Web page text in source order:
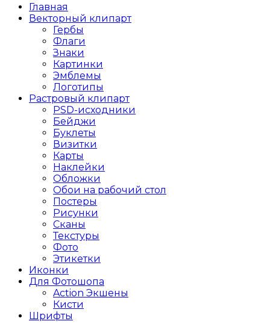
Главная
Векторный клипарт
Гербы
Флаги
Знаки
Картинки
Эмблемы
Логотипы
Растровый клипарт
PSD-исходники
Бейджи
Буклеты
Визитки
Карты
Наклейки
Обложки
Обои на рабочий стол
Постеры
Рисунки
Сканы
Текстуры
Фото
Этикетки
Иконки
Для Фотошопа
Action Экшены
Кисти
Шрифты